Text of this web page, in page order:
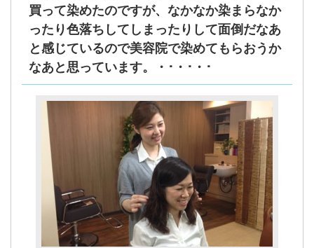
買って染めたのですが、なかなか染まらなか
ったり色落ちしてしまったりして面倒だなあ
と感じているので美容院で染めてもらおうか
なあと思っています。・･・･・･